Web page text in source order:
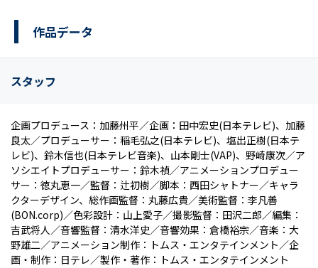
作品データ
スタッフ
企画プロデュース：加藤州平／企画：田中宏史(日本テレビ)、加藤
良太／プロデューサー：稲毛弘之(日本テレビ)、塩出正樹(日本テ
レビ)、鈴木信也(日本テレビ音楽)、山本剛士(VAP)、野崎康次／ア
ソシエイトプロデューサー：鈴木禎／アニメーションプロデュー
サー：徳丸恵一／監督：辻初樹／脚本：西田シャトナー／キャラ
クターデザイン、総作画監督：丸藤広貴／美術監督：李凡善
(BON.corp)／色彩設計：山上愛子／撮影監督：田沢二郎／編集：
吉武将人／音響監督：清水洋史／音響効果：倉橋裕宗／音楽：大
野雄二／アニメーション制作：トムス・エンタテインメント／企
画・制作：日テレ／製作・著作：トムス・エンタテインメント